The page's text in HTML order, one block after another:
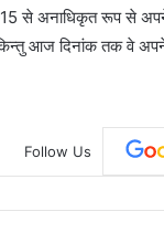
से अनाधिकृत रूप से
आज दिनांक तक वे
Follow Us